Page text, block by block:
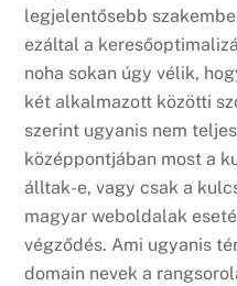
legjelentősebb
ezáltal a
noha sokan úgy vélik,
két alkalmazott közötti
szerint ugyanis nem
középpontjában most a
álltak-e, vagy csak a
magyar weboldalak
végződés. Ami ugyanis
domain nevek a